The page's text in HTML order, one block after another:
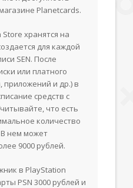
Planetcards.
хранятся на
для каждой
SEN. После
или платного
приложений и др.) в
средств с
что есть
количество
нем может
9000 рублей.
в PlayStation
PSN 3000 рублей и